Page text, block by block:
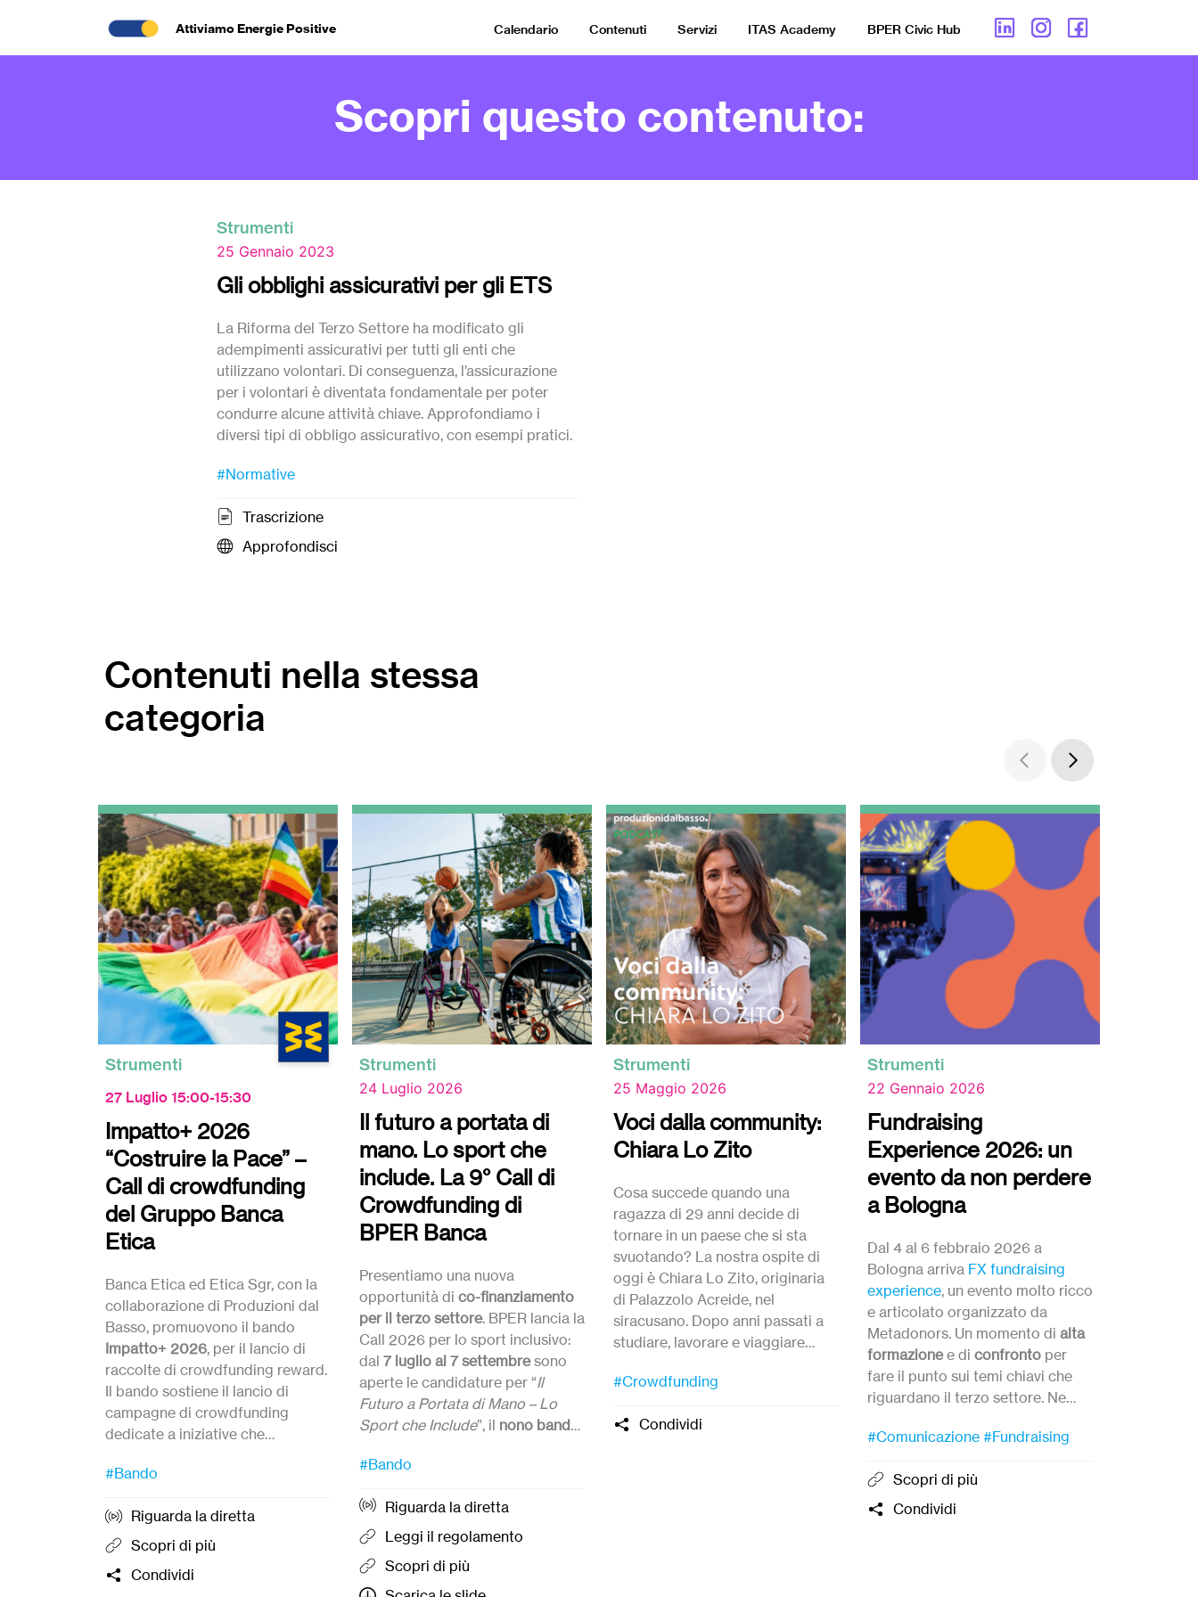
Attiviamo Energie Positive Calendario Contenuti Servizi ITAS Academy BPER Civic Hub
Scopri questo contenuto:
Strumenti
25 Gennaio 2023
Gli obblighi assicurativi per gli ETS
La Riforma del Terzo Settore ha modificato gli
adempimenti assicurativi per tutti gli enti che
utilizzano volontari. Di conseguenza, l’assicurazione
per i volontari è diventata fondamentale per poter
condurre alcune attività chiave. Approfondiamo i
diversi tipi di obbligo assicurativo, con esempi pratici.
#Normative
Trascrizione
Approfondisci
Contenuti nella stessa
categoria
Strumenti
27 Luglio 15:00-15:30
Impatto+ 2026
“Costruire la Pace” –
Call di crowdfunding
del Gruppo Banca
Etica
Banca Etica ed Etica Sgr, con la
collaborazione di Produzioni dal
Basso, promuovono il bando
Impatto+ 2026, per il lancio di
raccolte di crowdfunding reward.
Il bando sostiene il lancio di
campagne di crowdfunding
dedicate a iniziative che
della nonviolenza e del disarmo.
entro le ore 12:00 del
#Bando
Riguarda la diretta
Scopri di più
Condividi
Strumenti
24 Luglio 2026
Il futuro a portata di
mano. Lo sport che
include. La 9° Call di
Crowdfunding di
BPER Banca
Presentiamo una nuova
opportunità di co-finanziamento
per il terzo settore. BPER lancia la
Call 2026 per lo sport inclusivo:
dal 7 luglio al 7 settembresono
aperte le candidature per “Il
Futuro a Portata di Mano – Lo
Sport che Include”, il nono bando
quest’anno intende sostenere
l’attività sportiva sempre più
accessibile e inclusiva per
bambini, bambine, ragazze e
ragazzi con disabilità
alle 12:00.
#Bando
Riguarda la diretta
Leggi il regolamento
Scopri di più
Strumenti
25 Maggio 2026
Voci dalla community:
Chiara Lo Zito
Cosa succede quando una
ragazza di 29 anni decide di
tornare in un paese che si sta
svuotando? La nostra ospite di
oggi è Chiara Lo Zito, originaria
di Palazzolo Acreide, nel
siracusano. Dopo anni passati a
studiare, lavorare e viaggiare
un’idea: riaprire un bar di
farne un presidio per la comunità.
#Crowdfunding
Condividi
Strumenti
22 Gennaio 2026
Fundraising
Experience 2026: un
evento da non perdere
a Bologna
Dal 4 al 6 febbraio 2026 a
Bologna arriva FX fundraising
experience, un evento molto ricco
e articolato organizzato da
Metadonors. Un momento di alta
formazionee di confronto per
fare il punto sui temi chiavi che
riguardano il terzo settore. Ne
Impact Partnership Developer per
#Comunicazione #Fundraising
Scopri di più
Condividi